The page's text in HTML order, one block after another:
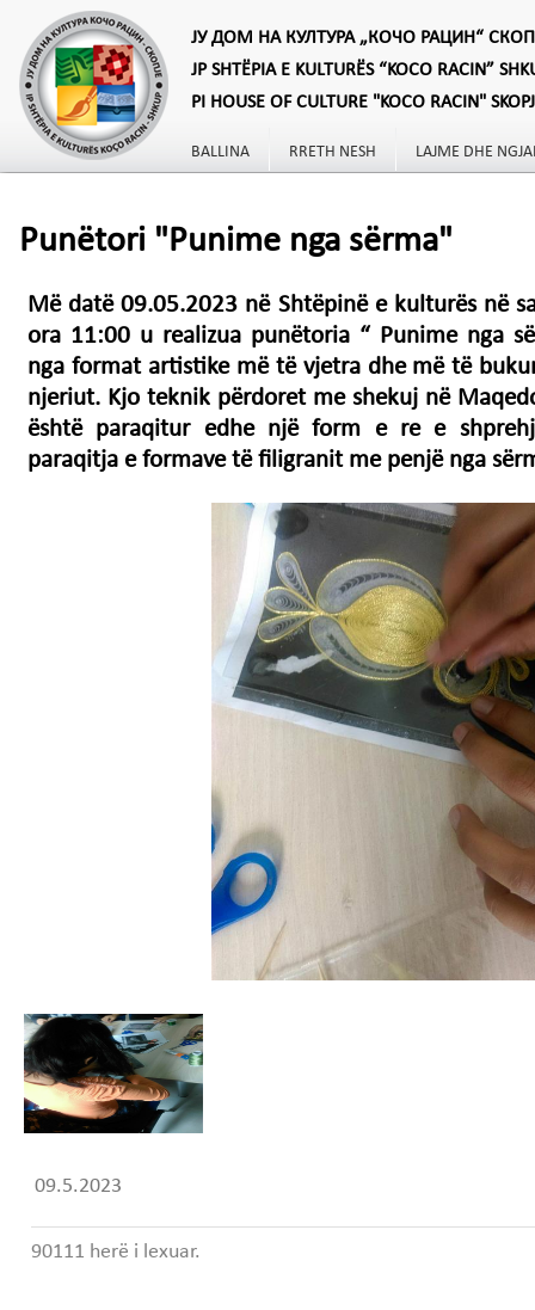
ЈУ ДОМ НА КУЛТУРА „КОЧО РАЦИН“
JP SHTËPIA E KULTURËS “KOCO RACIN”
PI HOUSE OF CULTURE "KOCO RACIN"
BALLINA RRETH NESH LAJME DHE
Punëtori "Punime nga sërma"
Më datë 09.05.2023 në Shtëpinë e kulturës në
ora 11:00 u realizua punëtoria “ Punime nga
nga format artistike më të vjetra dhe më të
njeriut. Kjo teknik përdoret me shekuj në
është paraqitur edhe një form e re e
paraqitja e formave të filigranit me penjë nga
09.5.2023
90111 herë i lexuar.